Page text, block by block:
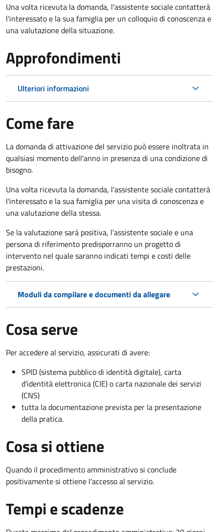
Una volta ricevuta la domanda, l'assistente sociale contatterà
l'interessato e la sua famiglia per un colloquio di conoscenza e
una valutazione della situazione.
Approfondimenti
Ulteriori informazioni
Come fare
La domanda di attivazione del servizio può essere inoltrata in
qualsiasi momento dell'anno in presenza di una condizione di
bisogno.
Una volta ricevuta la domanda, l'assistente sociale contatterà
l'interessato e la sua famiglia per una visita di conoscenza e
una valutazione della stessa.
Se la valutazione sarà positiva, l'assistente sociale e una
persona di riferimento predisporranno un progetto di
intervento nel quale saranno indicati tempi e costi delle
prestazioni.
Moduli da compilare e documenti da allegare
Cosa serve
Per accedere al servizio, assicurati di avere:
SPID (sistema pubblico di identità digitale), carta
d’identità elettronica (CIE) o carta nazionale dei servizi
(CNS)
tutta la documentazione prevista per la presentazione
della pratica.
Cosa si ottiene
Quando il procedimento amministrativo si conclude
positivamente si ottiene l'accesso al servizio.
Tempi e scadenze